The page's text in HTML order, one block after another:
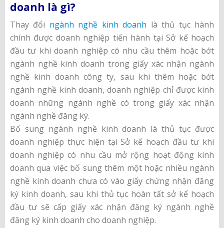
doanh là gì?
Thay đổi ngành nghề kinh doanh là thủ tục hành
chính được doanh nghiệp tiến hành tại Sở kế hoạch
đầu tư khi doanh nghiệp có nhu cầu thêm hoặc bớt
ngành nghề kinh doanh trong giấy xác nhận ngành
nghề kinh doanh công ty, sau khi thêm hoặc bớt
ngành nghề kinh doanh, doanh nghiệp chỉ được kinh
doanh những ngành nghề có trong giấy xác nhận
ngành nghề đăng ký.
Bổ sung ngành nghề kinh doanh là thủ tục được
doanh nghiệp thực hiện tại Sở kế hoạch đầu tư khi
doanh nghiệp có nhu cầu mở rộng hoạt động kinh
doanh qua việc bổ sung thêm một hoặc nhiều ngành
nghề kinh doanh chưa có vào giấy chứng nhận đăng
ký kinh doanh, sau khi thủ tục hoàn tất sở kế hoạch
đầu tư sẽ cấp giấy xác nhận đăng ký ngành nghề
đăng ký kinh doanh cho doanh nghiệp.